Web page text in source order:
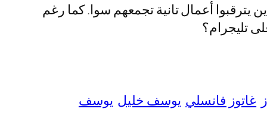
يترقبوا أعمال تانية تجمعهم سوا. كما رغم
تليجرام؟
غاتوز فانسلي يوسف خليل يوسف